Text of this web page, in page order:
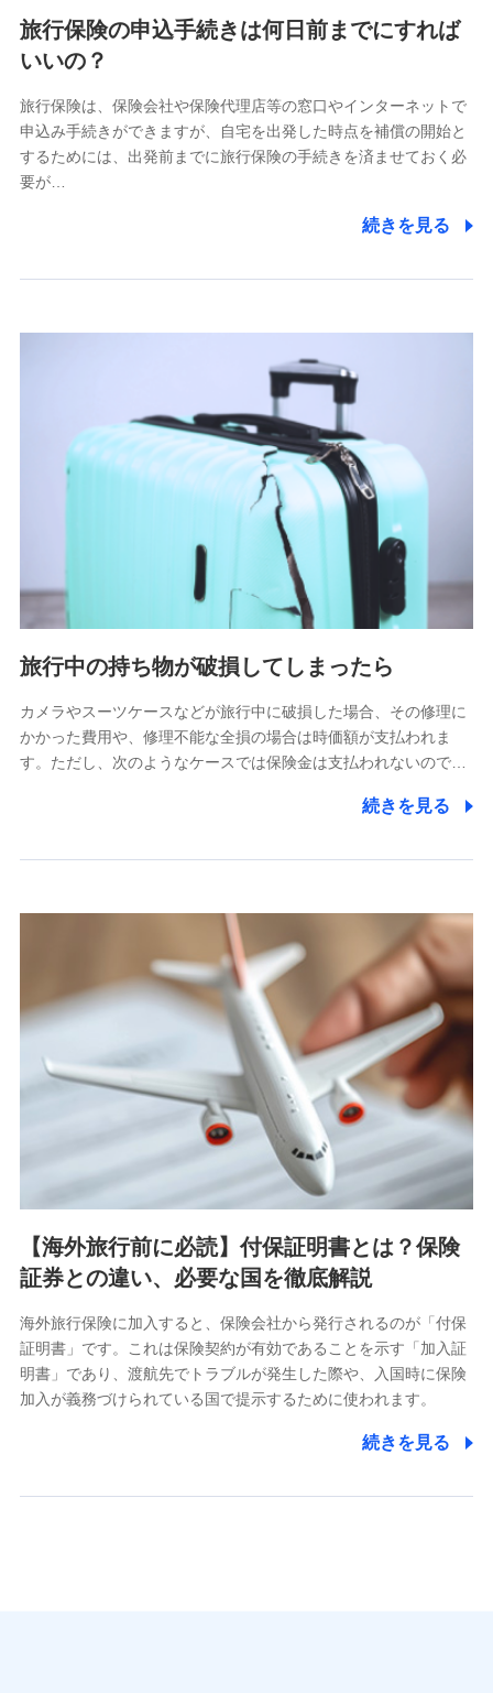
旅行保険の申込手続きは何日前までにすれば
いいの？
旅行保険は、保険会社や保険代理店等の窓口やインターネットで
申込み手続きができますが、自宅を出発した時点を補償の開始と
するためには、出発前までに旅行保険の手続きを済ませておく必
要が…
続きを見る
旅行中の持ち物が破損してしまったら
カメラやスーツケースなどが旅行中に破損した場合、その修理に
かかった費用や、修理不能な全損の場合は時価額が支払われま
す。ただし、次のようなケースでは保険金は支払われないので…
続きを見る
【海外旅行前に必読】付保証明書とは？保険
証券との違い、必要な国を徹底解説
海外旅行保険に加入すると、保険会社から発行されるのが「付保
証明書」です。これは保険契約が有効であることを示す「加入証
明書」であり、渡航先でトラブルが発生した際や、入国時に保険
加入が義務づけられている国で提示するために使われます。
続きを見る